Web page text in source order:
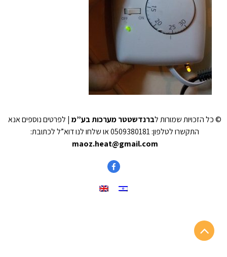
© כל הזכויות שמורות לברנדשטטר מערכות בע”מ | לפרטים נוספים אנא
התקשרו לטלפון: 0509380181 או שלחו לנו דוא”ל לכתובת:
maoz.heat@gmail.com